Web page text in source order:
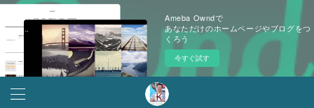
Ameba Owndで
あなただけのホームページやブログをつ
くろう
今すぐ試す